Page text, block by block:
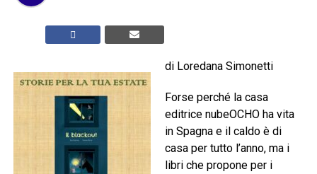
di Loredana Simonetti
Forse perché la casa
editrice nubeOCHO ha vita
in Spagna e il caldo è di
casa per tutto l’anno, ma i
libri che propone per i